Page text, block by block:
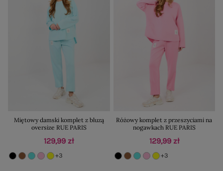
Miętowy damski komplet z bluzą
oversize RUE PARIS
129,99 zł
+3
Różowy komplet z przeszyciami na
nogawkach RUE PARIS
129,99 zł
+3